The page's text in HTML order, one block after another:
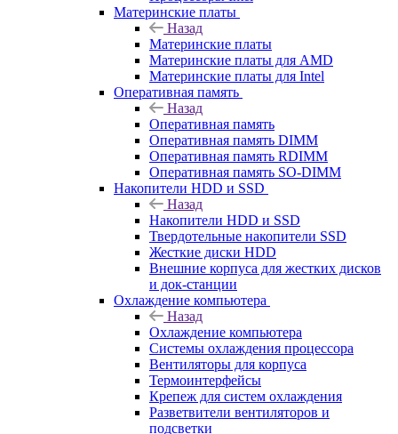
Материнские платы
Назад
Материнские платы
Материнские платы для AMD
Материнские платы для Intel
Оперативная память
Назад
Оперативная память
Оперативная память DIMM
Оперативная память RDIMM
Оперативная память SO-DIMM
Накопители HDD и SSD
Назад
Накопители HDD и SSD
Твердотельные накопители SSD
Жесткие диски HDD
Внешние корпуса для жестких дисков
и док-станции
Охлаждение компьютера
Назад
Охлаждение компьютера
Системы охлаждения процессора
Вентиляторы для корпуса
Термоинтерфейсы
Крепеж для систем охлаждения
Разветвители вентиляторов и
подсветки